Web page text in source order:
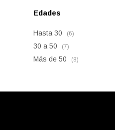
Edades
Hasta 30 (6)
30 a 50 (7)
Más de 50 (8)